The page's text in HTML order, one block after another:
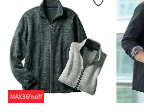
MAX36%off